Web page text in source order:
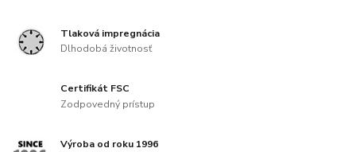
Tlaková impregnácia
Dlhodobá životnosť
Certifikát FSC
Zodpovedný prístup
Výroba od roku 1996